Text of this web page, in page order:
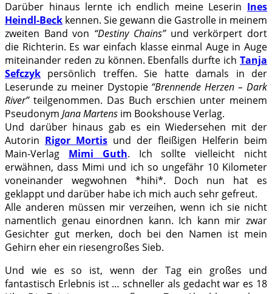
Darüber hinaus lernte ich endlich meine Leserin Ines
Heindl-Beck kennen. Sie gewann die Gastrolle in meinem
zweiten Band von “Destiny Chains”und verkörpert dort
die Richterin. Es war einfach klasse einmal Auge in Auge
miteinander reden zu können. Ebenfalls durfte ich Tanja
Sefczyk persönlich treffen. Sie hatte damals in der
Leserunde zu meiner Dystopie “Brennende Herzen – Dark
River”teilgenommen. Das Buch erschien unter meinem
Pseudonym Jana Martens im Bookshouse Verlag.
Und darüber hinaus gab es ein Wiedersehen mit der
Autorin Rigor Mortis und der fleißigen Helferin beim
Main-Verlag Mimi Guth. Ich sollte vielleicht nicht
erwähnen, dass Mimi und ich so ungefähr 10 Kilometer
voneinander wegwohnen *hihi*. Doch nun hat es
geklappt und darüber habe ich mich auch sehr gefreut.
Alle anderen müssen mir verzeihen, wenn ich sie nicht
namentlich genau einordnen kann. Ich kann mir zwar
Gesichter gut merken, doch bei den Namen ist mein
Gehirn eher ein riesengroßes Sieb.
Und wie es so ist, wenn der Tag ein großes und
fantastisch Erlebnis ist … schneller als gedacht war es 18